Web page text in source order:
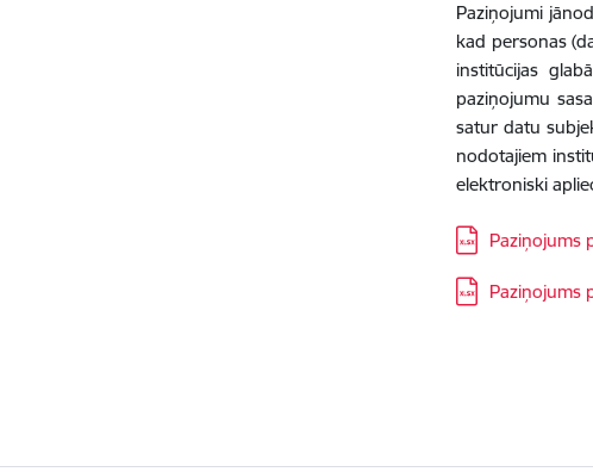
Paziņojumi
kad personas
institūcijas
paziņojumu
satur datu
nodotajiem
elektroniski
Lejupielādēt:
Paziņojums
Lejupielādēt:
Paziņojums